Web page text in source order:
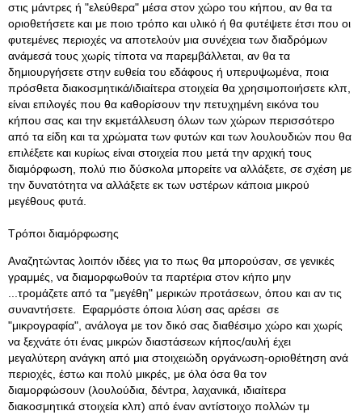
στις μάντρες ή "ελεύθερα" μέσα στον χώρο του κήπου, αν θα τα
οριοθετήσετε και με ποιο τρόπο και υλικό ή θα φυτέψετε έτσι που οι
φυτεμένες περιοχές να αποτελούν μια συνέχεια των διαδρόμων
ανάμεσά τους χωρίς τίποτα να παρεμβάλλεται, αν θα τα
δημιουργήσετε στην ευθεία του εδάφους ή υπερυψωμένα, ποια
πρόσθετα διακοσμητικά/ιδιαίτερα στοιχεία θα χρησιμοποιήσετε κλπ,
είναι επιλογές που θα καθορίσουν την πετυχημένη εικόνα του
κήπου σας και την εκμετάλλευση όλων των χώρων περισσότερο
από τα είδη και τα χρώματα των φυτών και των λουλουδιών που θα
επιλέξετε και κυρίως είναι στοιχεία που μετά την αρχική τους
διαμόρφωση, πολύ πιο δύσκολα μπορείτε να αλλάξετε, σε σχέση με
την δυνατότητα να αλλάξετε εκ των υστέρων κάποια μικρού
μεγέθους φυτά.
Τρόποι διαμόρφωσης
Αναζητώντας λοιπόν ιδέες για το πως θα μπορούσαν, σε γενικές
γραμμές, να διαμορφωθούν τα παρτέρια στον κήπο μην
...τρομάζετε από τα "μεγέθη" μερικών προτάσεων, όπου και αν τις
συναντήσετε. Εφαρμόστε όποια λύση σας αρέσει σε
"μικρογραφία", ανάλογα με τον δικό σας διαθέσιμο χώρο και χωρίς
να ξεχνάτε ότι ένας μικρών διαστάσεων κήπος/αυλή έχει
μεγαλύτερη ανάγκη από μια στοιχειώδη οργάνωση-οριοθέτηση ανά
περιοχές, έστω και πολύ μικρές, με όλα όσα θα τον
διαμορφώσουν (λουλούδια, δέντρα, λαχανικά, ιδιαίτερα
διακοσμητικά στοιχεία κλπ) από έναν αντίστοιχο πολλών τμ